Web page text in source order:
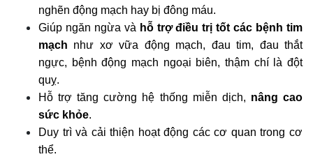
nghẽn động mạch hay bị đông máu.
Giúp ngăn ngừa và hỗ trợ điều trị tốt các bệnh tim
mạch như xơ vữa động mạch, đau tim, đau thắt
ngực, bệnh động mạch ngoại biên, thậm chí là đột
quỵ.
Hỗ trợ tăng cường hệ thống miễn dịch, nâng cao
sức khỏe.
Duy trì và cải thiện hoạt động các cơ quan trong cơ
thể.